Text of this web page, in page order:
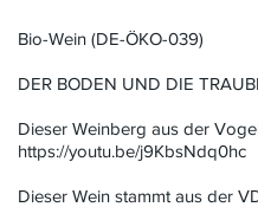
Bio-Wein (DE-ÖKO-039)
​DER BODEN UND DIE
Dieser Weinberg aus der
https://youtu.be/j9KbsNdq0hc
Dieser Wein stammt aus der